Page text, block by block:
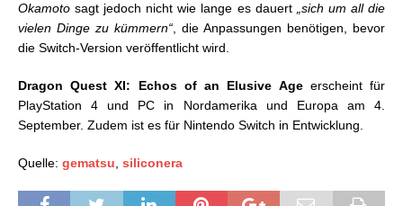
Okamoto sagt jedoch nicht wie lange es dauert „sich um all die
vielen Dinge zu kümmern“, die Anpassungen benötigen, bevor
die Switch-Version veröffentlicht wird.
Dragon Quest XI: Echos of an Elusive Ageerscheint für
PlayStation 4 und PC in Nordamerika und Europa am 4.
September. Zudem ist es für Nintendo Switch in Entwicklung.
Quelle: gematsu, siliconera